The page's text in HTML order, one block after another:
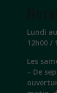
Lundi
12h00 /
Les
– De